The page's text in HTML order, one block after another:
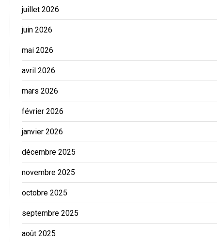
juillet 2026
juin 2026
mai 2026
avril 2026
mars 2026
février 2026
janvier 2026
décembre 2025
novembre 2025
octobre 2025
septembre 2025
août 2025